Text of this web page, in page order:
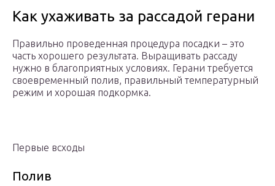
Как ухаживать за рассадой герани
Правильно проведенная процедура посадки – это
часть хорошего результата. Выращивать рассаду
нужно в благоприятных условиях. Герани требуется
своевременный полив, правильный температурный
режим и хорошая подкормка.
Первые всходы
Полив